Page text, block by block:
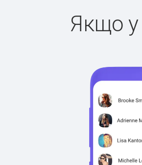
Якщо у